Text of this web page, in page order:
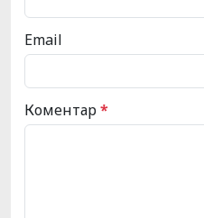
Email
Коментар*